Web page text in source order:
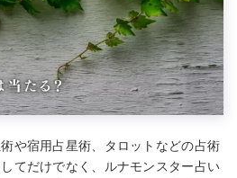
や宿用占星術、タロットなどの占術
てだけでなく、ルナモンスター占い